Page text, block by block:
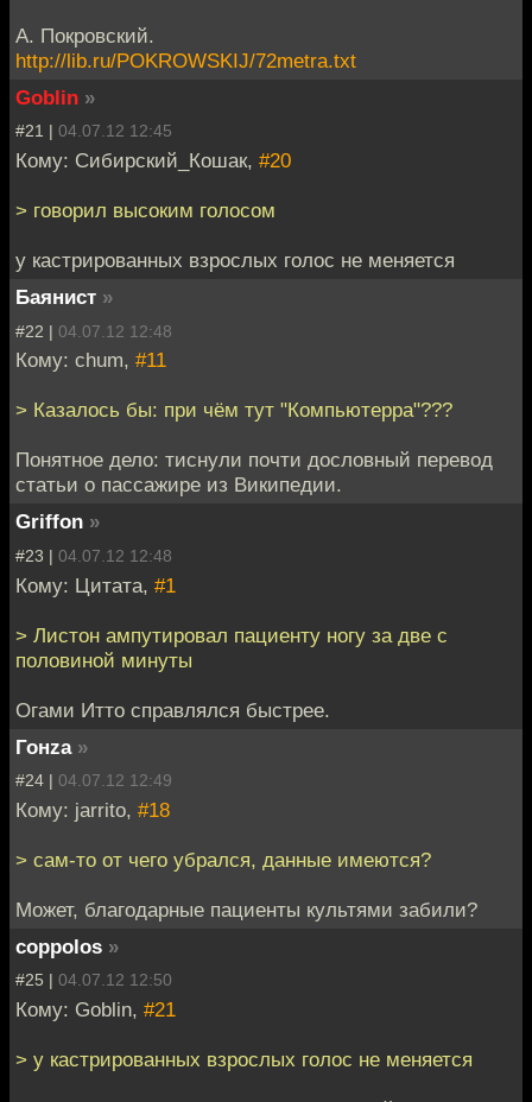
А. Покровский.
http://lib.ru/POKROWSKIJ/72metra.txt
Goblin »
#21 | 04.07.12 12:45
Кому: Сибирский_Кошак, #20
> говорил высоким голосом
у кастрированных взрослых голос не меняется
Баянист »
#22 | 04.07.12 12:48
Кому: chum, #11
> Казалось бы: при чём тут "Компьютерра"???
Понятное дело: тиснули почти дословный перевод
статьи о пассажире из Википедии.
Griffon »
#23 | 04.07.12 12:48
Кому: Цитата, #1
> Листон ампутировал пациенту ногу за две с
половиной минуты
Огами Итто справлялся быстрее.
Гонzа »
#24 | 04.07.12 12:49
Кому: jarrito, #18
> сам-то от чего убрался, данные имеются?
Может, благодарные пациенты культями забили?
coppolos »
#25 | 04.07.12 12:50
Кому: Goblin, #21
> у кастрированных взрослых голос не меняется